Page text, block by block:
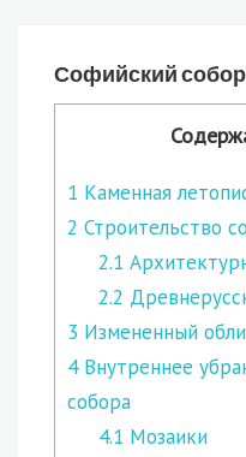
Софийский
1 Каменная
2 Строительство
2.1
2.2
3 Измененный
4Внутреннее
собора
4.1 Мозаики